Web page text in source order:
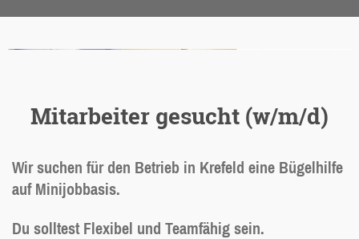
Mitarbeiter gesucht (w/m/d)
Wir suchen für den Betrieb in Krefeld eine Bügelhilfe
auf Minijobbasis.
Du solltest Flexibel und Teamfähig sein.